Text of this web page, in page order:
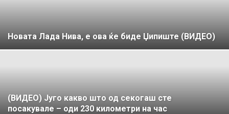
Новата Лада Нива, е ова ќе биде Џипиште (ВИДЕО)
(ВИДЕО) Југо какво што од секогаш сте
посакувале – оди 230 километри на час